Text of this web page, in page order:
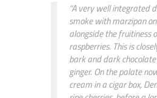
“A very well integrated
smoke with marzipan
alongside the fruitiness
raspberries. This is
bark and dark
ginger. On the palate
cream in a cigar box,